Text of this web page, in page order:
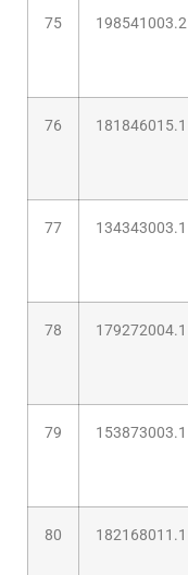
75 198541003.2
76 181846015.1
77 134343003.1
78 179272004.1
79 153873003.1
80 182168011.1